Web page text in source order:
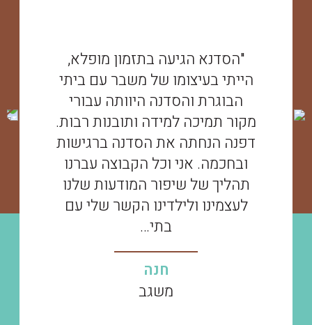
"הסדנא הגיעה בתזמון מופלא,
הייתי בעיצומו של משבר עם ביתי
הבוגרת והסדנה היוותה עבורי
מקור תמיכה למידה ותובנות רבות.
דפנה הנחתה את הסדנה ברגישות
ובחכמה. אני וכל הקבוצה עברנו
תהליך של שיפור המודעות שלנו
לעצמינו ולילדינו הקשר שלי עם
בתי…
חנה
משגב